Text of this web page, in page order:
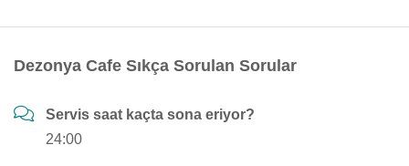
Dezonya Cafe Sıkça Sorulan Sorular
Servis saat kaçta sona eriyor?
24:00